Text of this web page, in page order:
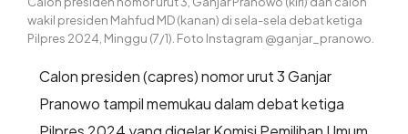
wakil presiden Mahfud MD (kanan) di sela-sela debat ketiga
Pilpres 2024, Minggu (7/1). Foto Instagram @ganjar_pranowo.
Calon presiden (capres) nomor urut 3 Ganjar
Pranowo tampil memukau dalam debat ketiga